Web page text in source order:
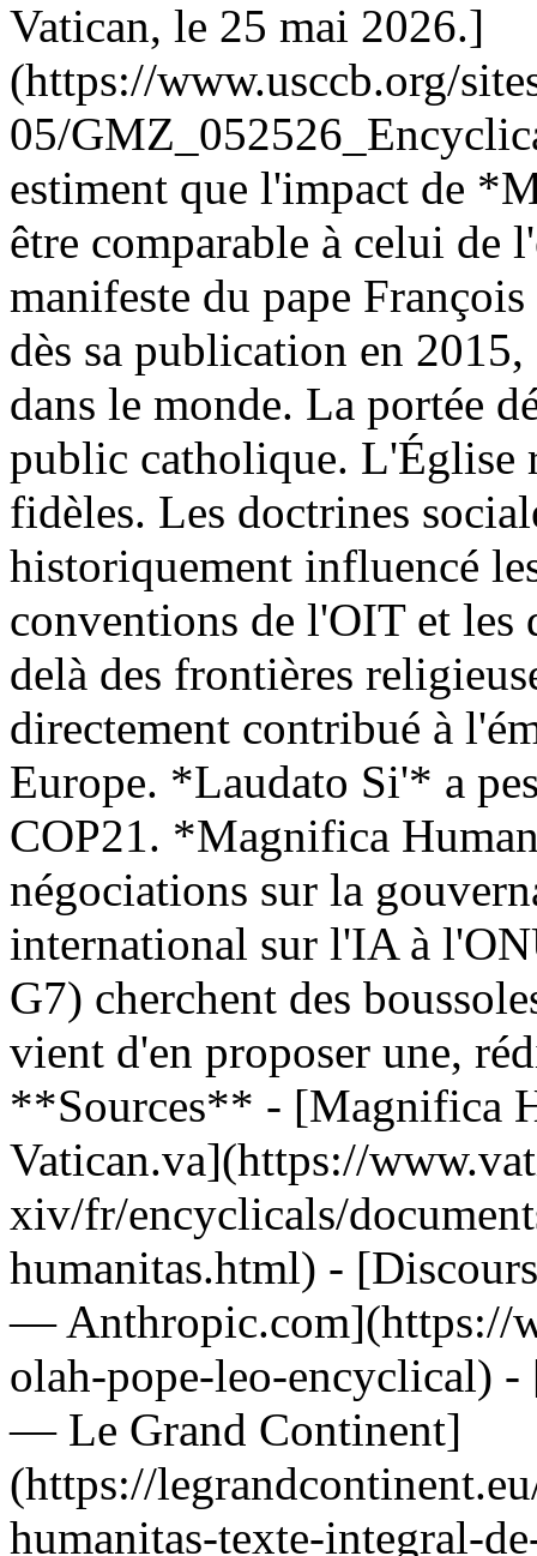
Vatican, le 25 mai 2026.]
(https://www.usccb.org/
05/
estiment que l'impact de
être comparable à celui
manifeste du pape
dès sa publication en
dans le monde. La portée
public catholique. L'Église
fidèles. Les doctrines
historiquement influencé
conventions de l'OIT et les
delà des frontières
directement contribué à
Europe. *Laudato Si'* a
COP21. *Magnifica
négociations sur la
international sur l'IA à
G7) cherchent des
vient d'en proposer une,
**Sources** - [Magnifica
Vatican.va](https://
xiv/fr/encyclicals/
humanitas.html) -
— Anthropic.com](https://
olah-pope-leo-encyclical)
— Le Grand Continent]
(https://
humanitas-texte-integral-